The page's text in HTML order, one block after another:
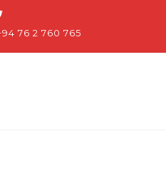
76 2 760 765